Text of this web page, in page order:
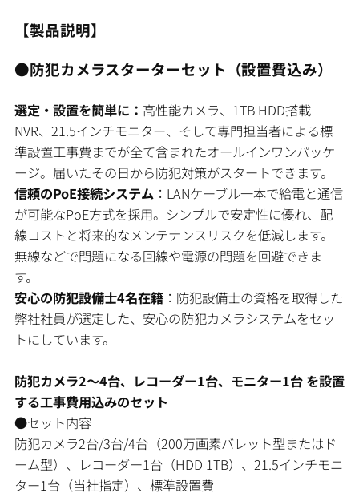
【製品説明】
●防犯カメラスターターセット（設置費込み）
選定・設置を簡単に： 高性能カメラ、1TB HDD搭載
NVR、21.5インチモニター、そして専門担当者による標
準設置工事費までが全て含まれたオールインワンパッケ
ージ。届いたその日から防犯対策がスタートできます。
信頼のPoE接続システム ：LANケーブル一本で給電と通信
が可能なPoE方式を採用。シンプルで安定性に優れ、配
線コストと将来的なメンテナンスリスクを低減します。
無線などで問題になる回線や電源の問題を回避できま
す。
安心の防犯設備士4名在籍 ：防犯設備士の資格を取得した
弊社社員が選定した、安心の防犯カメラシステムをセッ
トにしています。
防犯カメラ2〜4台、レコーダー1台、モニター1台 を設置
する工事費用込みのセット
●セット内容
防犯カメラ2台/3台/4台（200万画素バレット型またはド
ーム型）、レコーダー1台（HDD 1TB）、21.5インチモニ
ター1台（当社指定）、標準設置費